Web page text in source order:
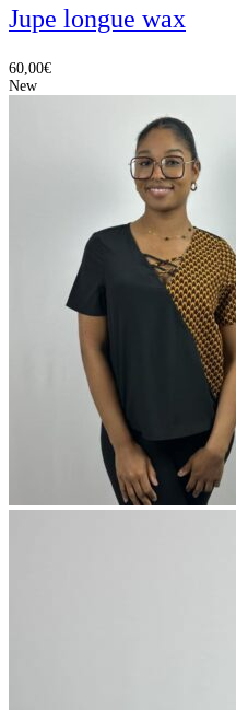
Jupe longue wax
60,00€
New